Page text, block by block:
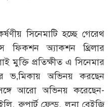
সিনেমাটি হচ্ছে গেরেথ
ফিকশন অ্যাকশন থ্রিলার
মুক্তি প্রতিক্ষীত এ সিনেমার
ভ‚মিকায় অভিনয় করছেন
আরো অভিনয় করেছেন-
রুপার্ট ফ্রেন্ড, লুনা বেইজি